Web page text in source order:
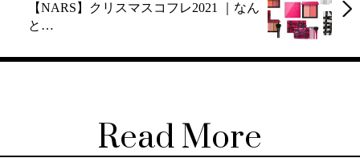
【NARS】クリスマスコフレ2021 ｜なん
と…
Read More